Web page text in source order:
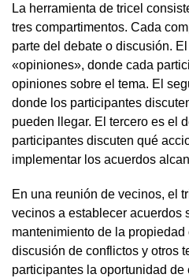
La herramienta de tricel
tres compartimentos. Cada
parte del debate o discusión.
«opiniones», donde cada
opiniones sobre el tema. El
donde los participantes
pueden llegar. El tercero es el
participantes discuten qué
implementar los acuerdos
En una reunión de vecinos, el
vecinos a establecer acuerdos
mantenimiento de la
discusión de conflictos y otros
participantes la oportunidad